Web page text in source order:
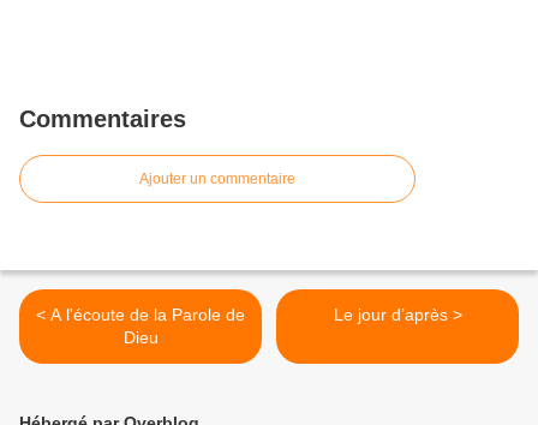
Commentaires
Ajouter un commentaire
< A l'écoute de la Parole de
Dieu
Le jour d’après >